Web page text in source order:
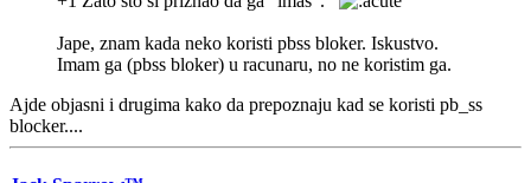
Jape, znam kada neko koristi pbss bloker. Iskustvo.
Imam ga (pbss bloker) u racunaru, no ne koristim ga.
Ajde objasni i drugima kako da prepoznaju kad se koristi pb_ss
blocker....